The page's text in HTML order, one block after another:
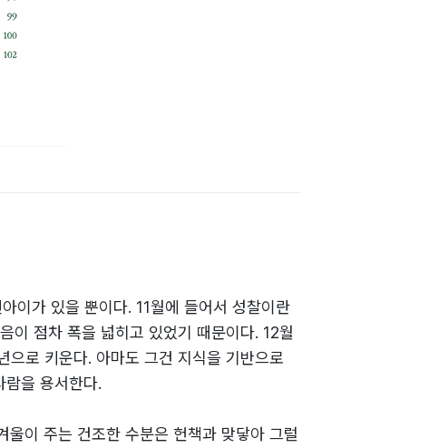
이가 있을 뿐이다. 11월에 들어서 성찰이란
이 점차 폭을 넓히고 있었기 때문이다. 12월
으로 키운다. 아마도 그건 지식을 기반으로
을 용서한다.
이 주는 건조한 수분은 헌책과 맞닿아 그럴